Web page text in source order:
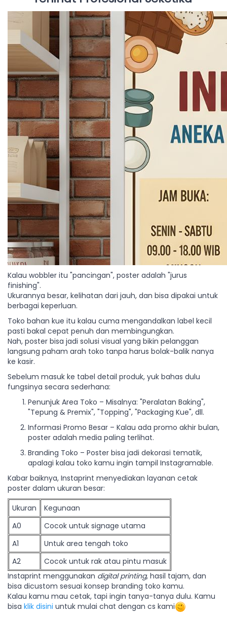
Kalau wobbler itu "pancingan", poster adalah "jurus
finishing".
Ukurannya besar, kelihatan dari jauh, dan bisa dipakai untuk
berbagai keperluan.
Toko bahan kue itu kalau cuma mengandalkan label kecil
pasti bakal cepat penuh dan membingungkan.
Nah, poster bisa jadi solusi visual yang bikin pelanggan
langsung paham arah toko tanpa harus bolak-balik nanya
ke kasir.
Sebelum masuk ke tabel detail produk, yuk bahas dulu
fungsinya secara sederhana:
Penunjuk Area Toko – Misalnya: "Peralatan Baking",
"Tepung & Premix", "Topping", "Packaging Kue", dll.
Informasi Promo Besar – Kalau ada promo akhir bulan,
poster adalah media paling terlihat.
Branding Toko – Poster bisa jadi dekorasi tematik,
apalagi kalau toko kamu ingin tampil Instagramable.
Kabar baiknya, Instaprint menyediakan layanan cetak
poster dalam ukuran besar:
Ukuran
Kegunaan
A0
Cocok untuk signage utama
A1
Untuk area tengah toko
A2
Cocok untuk rak atau pintu masuk
Instaprint menggunakan digital printing, hasil tajam, dan
bisa dicustom sesuai konsep branding toko kamu.
Kalau kamu mau cetak, tapi ingin tanya-tanya dulu. Kamu
bisa klik disini untuk mulai chat dengan cs kami